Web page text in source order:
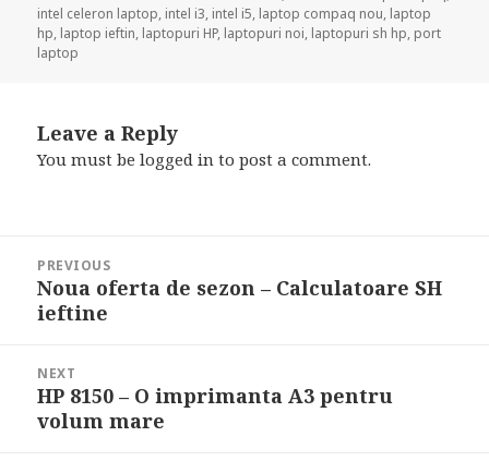
on
intel celeron laptop, intel i3, intel i5, laptop compaq nou, laptop
hp, laptop ieftin, laptopuri HP, laptopuri noi, laptopuri sh hp, port
laptop
Leave a Reply
You must belogged in to post a comment.
navigation
PREVIOUS
Previous
post:
Noua oferta de sezon – Calculatoare SH
ieftine
NEXT
Next
post:
HP 8150 – O imprimanta A3 pentru
volum mare